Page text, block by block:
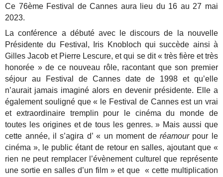
Ce 76ème Festival de Cannes aura lieu du 16 au 27 mai
2023.
La conférence a débuté avec le discours de la nouvelle
Présidente du Festival, Iris Knobloch qui succède ainsi à
Gilles Jacob et Pierre Lescure, et qui se dit « très fière et très
honorée » de ce nouveau rôle, racontant que son premier
séjour au Festival de Cannes date de 1998 et qu’elle
n’aurait jamais imaginé alors en devenir présidente. Elle a
également souligné que « le Festival de Cannes est un vrai
et extraordinaire tremplin pour le cinéma du monde de
toutes les origines et de tous les genres. » Mais aussi que
cette année, il s’agira d’ « un moment deréamourpour le
cinéma », le public étant de retour en salles, ajoutant que «
rien ne peut remplacer l’évènement culturel que représente
une sortie en salles d’un film » et que « cette multiplication